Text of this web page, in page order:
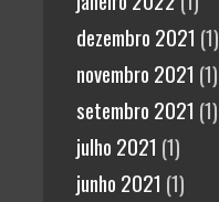
dezembro 2021 (1)
novembro 2021 (1)
setembro 2021 (1)
julho 2021 (1)
junho 2021 (1)